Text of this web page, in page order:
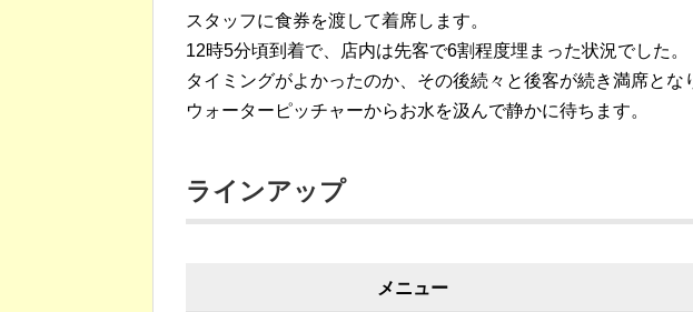
スタッフに食券を渡して着席します。
12時5分頃到着で、店内は先客で6割程度埋まった状況でした。
タイミングがよかったのか、その後続々と後客が続き満席とな
ウォーターピッチャーからお水を汲んで静かに待ちます。
ラインアップ
メニュー